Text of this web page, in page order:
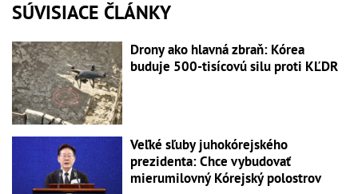
SÚVISIACE ČLÁNKY
Drony ako hlavná zbraň: Kórea
buduje 500-tisícovú silu proti KĽDR
Veľké sľuby juhokórejského
prezidenta: Chce vybudovať
mierumilovný Kórejský polostrov